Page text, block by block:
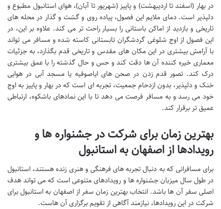
در بهار (اسفند تا اردیبهشت) و پاییز (شهریور تا آبان)، هوای استانبول مطبوع و
دلپذیر است. دمای ملایم این فصول، پیاده روی و گشت و گذار در محله های
تاریخی و بازدید از اماکن باستانی را بسیار راحت تر می کند. علاوه بر این، در
این فصول از اوج شلوغی گردشگران تابستانی کاسته شده و مسافر می تواند
با آرامش بیشتری در این مکان های مقدس و تاریخی قدم بگذارد، به جزئیات
معماری خیره کننده آن ها دقت کند و حس و حال گذشته را با عمق بیشتری
درک کند. تصور قدم زدن در صحن های ایاصوفیه یا مسجد آبی در هوایی
خنک و دلپذیر، بدون ازدحام جمعیت، تجربه ای است که در بهار و پاییز به اوج
خود می رسد و به مسافر فرصت می دهد تا با این نمادهای باشکوه، ارتباطی
عمیق تر برقرار کند.
بهترین زمان برای شرکت در جشنواره ها و
رویدادها از اصفهان به استانبول
برای مسافرانی که به دنبال تجربه های فرهنگی و هنری زنده هستند، استانبول
در طول سال میزبان جشنواره ها و رویدادهای متنوعی است که می تواند هدف
اصلی سفر آن ها باشد. انتخاببهترین زمان سفر از اصفهان به استانبولبرای
شرکت در این رویدادها، نیازمند آگاهی از تقویم برگزاری آن هاست.